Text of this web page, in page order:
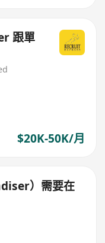
跟單
$20K-50K/月
）需要在